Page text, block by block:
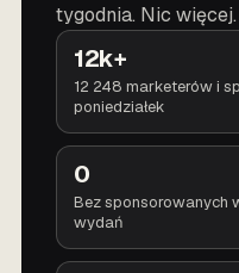
tygodnia. Nic więcej.
12k+
12 248 marketerów i
poniedziałek
0
Bez sponsorowanych
wydań